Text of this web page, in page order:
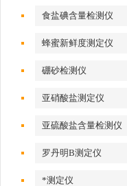
食盐碘含量检测仪
蜂蜜新鲜度测定仪
硼砂检测仪
亚硝酸盐测定仪
亚硫酸盐含量检测仪
罗丹明B测定仪
*测定仪